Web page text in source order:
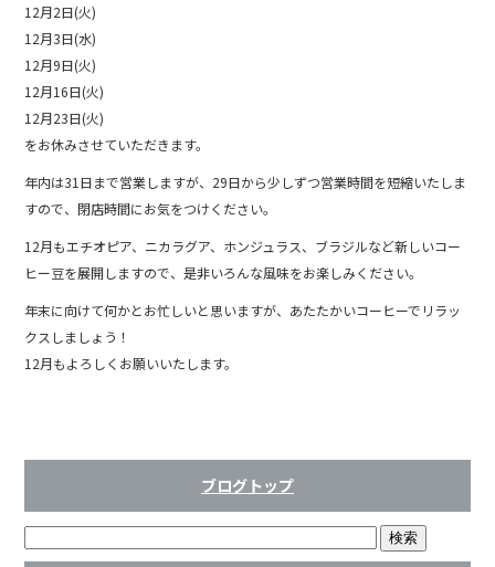
12月2日(火)
12月3日(水)
12月9日(火)
12月16日(火)
12月23日(火)
をお休みさせていただきます。
年内は31日まで営業しますが、29日から少しずつ営業時間を短縮いたしま
すので、閉店時間にお気をつけください。
12月もエチオピア、ニカラグア、ホンジュラス、ブラジルなど新しいコー
ヒー豆を展開しますので、是非いろんな風味をお楽しみください。
年末に向けて何かとお忙しいと思いますが、あたたかいコーヒーでリラッ
クスしましょう！
12月もよろしくお願いいたします。
ブログトップ